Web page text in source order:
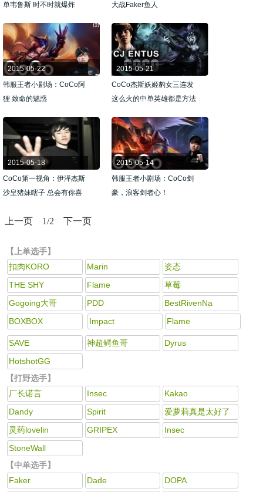
单韦鲁斯 时不时就爆炸
大战Faker鱼人
2015-05-22
韩服王者小剧场：CoCo阿
狸 致命的魅惑
2015-05-21
CoCo杰斯妖姬豹女三连发
这么火的中单英雄都是方法
2015-05-18
CoCo第一视角：伊泽杰斯
沙皇猪妹瞎子 总会有你喜
2015-05-14
韩服王者小剧场：CoCo剑
豪，浪客剑者心！
上一页 1/2 下一页
【上单选手】
扣肉KORO
Marin
姿态
THE SHY
Flame
草莓
Gogoing大哥
PDD
BestRivenNa
BOXBOX
Impact Flame
SAVE 神超鳄鱼哥
Dyrus
HotshotGG
【打野选手】
厂长诺言
Insec
Kakao
Dandy
Spirit
爱萝莉真是太好了
灵药lovelin
GRIPEX
Insec
StoneWall
【中单选手】
Faker
Dade DOPA